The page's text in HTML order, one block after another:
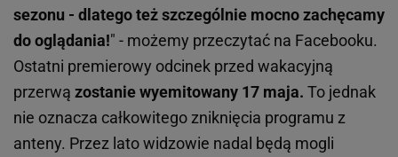
sezonu - dlatego też szczególnie mocno zachęcamy
do oglądania!" - możemy przeczytać na Facebooku.
Ostatni premierowy odcinek przed wakacyjną
przerwą zostanie wyemitowany 17 maja. To jednak
nie oznacza całkowitego zniknięcia programu z
anteny. Przez lato widzowie nadal będą mogli